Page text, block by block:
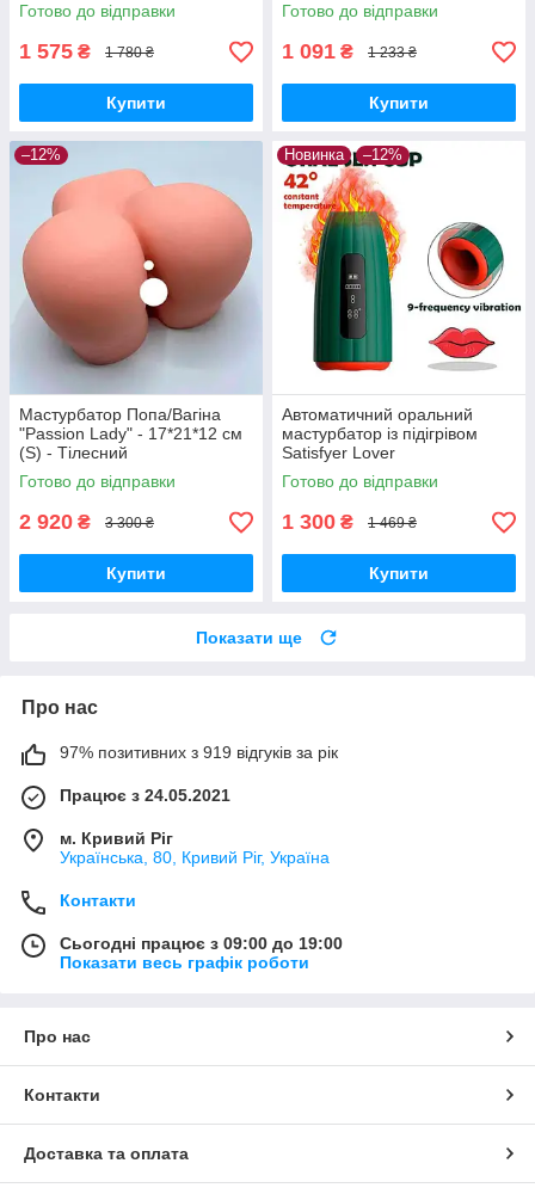
Готово до відправки
1 575 ₴ 1 780 ₴
Купити
Готово до відправки
1 091 ₴ 1 233 ₴
Купити
–12%
Мастурбатор Попа/Вагіна
"Passion Lady" - 17*21*12 см
(S) - Тілесний
Готово до відправки
2 920 ₴ 3 300 ₴
Купити
Новинка –12%
Автоматичний оральний
мастурбатор із підігрівом
Satisfyer Lover
Готово до відправки
1 300 ₴ 1 469 ₴
Купити
Показати ще
Про нас
97% позитивних з 919 відгуків за рік
Працює з 24.05.2021
м. Кривий Ріг
Українська, 80, Кривий Ріг, Україна
Контакти
Сьогодні працює з 09:00 до 19:00
Показати весь графік роботи
Про нас
Контакти
Доставка та оплата